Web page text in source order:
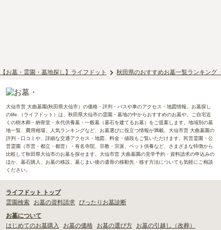
【お墓・霊園・墓地探し】ライフドット 秋田県のおすすめお墓一覧ランキング
大仙市営 大曲墓園(秋田県大仙市）の価格・評判・バスや車のアクセス・地図情報。お墓探し
のlife.（ライフドット）は、秋田県大仙市の霊園・墓地の中からおすすめのお墓や、ご自宅近
くの樹木葬・納骨堂・永代供養墓・一般墓（墓石を建てるお墓）をご提案します。地域別の墓
地一覧、費用相場、人気ランキングなど、お墓選びに役立つ情報が満載。大仙市営 大曲墓園の
評判・口コミや、詳細な交通アクセス・地図、料金・値段もご覧いただけます。民営霊園・公
営霊園（市営・都立・都営）・有名寺院、宗教・宗派、ペット供養など、さまざまな特徴から
比較して秋田県大仙市のお墓を探せます。大仙市営 大曲墓園の見学予約・資料請求の申込みの
ほか、墓石購入、お墓の移設、墓じまい後の遺骨の移動先・移す方法についても気軽にご相談
ください。
ライフドット トップ
霊園検索
お墓の資料請求 ぴったりお墓診断
お墓について
はじめてのお墓購入
お墓の価格 お墓の選び方
お墓の引越し（改葬）